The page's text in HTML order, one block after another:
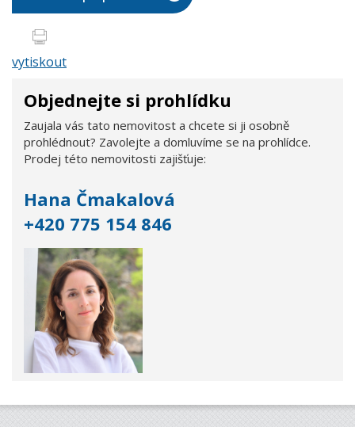
vytiskout
Objednejte si prohlídku
Zaujala vás tato nemovitost a chcete si ji osobně
prohlédnout? Zavolejte a domluvíme se na prohlídce.
Prodej této nemovitosti zajišťuje:
Hana Čmakalová
+420 775 154 846